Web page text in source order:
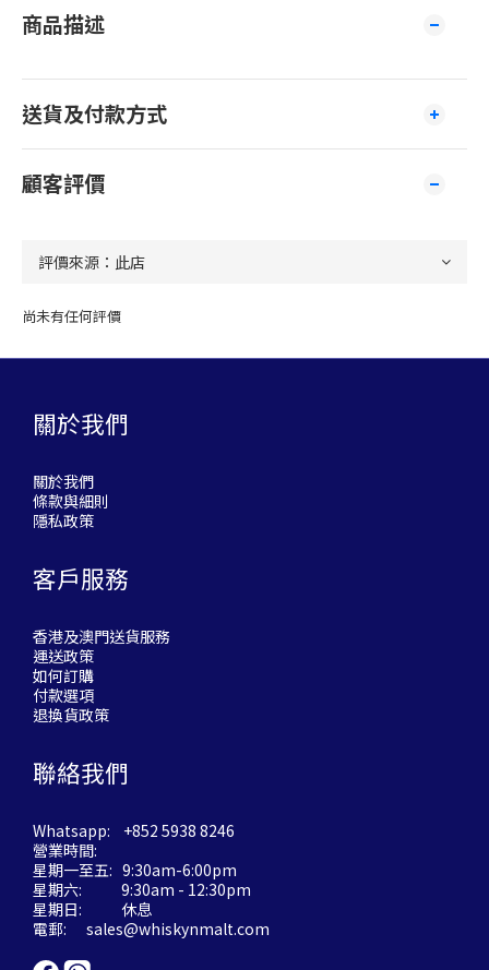
商品描述
送貨及付款方式
顧客評價
尚未有任何評價
關於我們
關於我們
條款與細則
隱私政策
客戶服務
香港及澳門送貨服務
運送政策
如何訂購
付款選項
退換貨政策
聯絡我們
Whatsapp: +852 5938 8246
營業時間:
星期一至五: 9:30am-6:00pm
星期六: 9:30am - 12:30pm
星期日: 休息
電郵: sales@whiskynmalt.com